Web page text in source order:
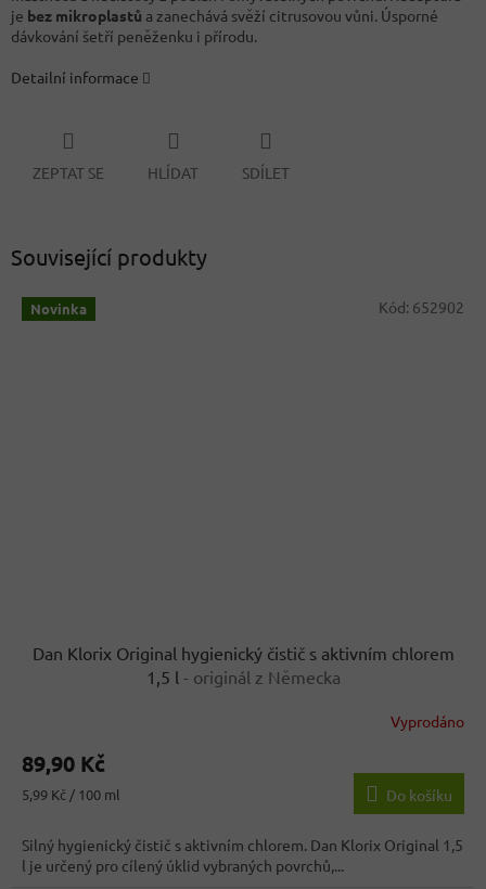
je bez mikroplastů a zanechává svěží citrusovou vůni. Úsporné
dávkování šetří peněženku i přírodu.
Detailní informace
ZEPTAT SE HLÍDAT SDÍLET
Související produkty
Novinka
Dan Klorix Original hygienický čistič s aktivním chlorem
1,5 l - originál z Německa
Vyprodáno
89,90 Kč
Měrná
5,99 Kč / 100 ml Do košíku
Silný hygienický čistič s aktivním chlorem. Dan Klorix Original 1,5
l je určený pro cílený úklid vybraných povrchů,...
Kód: 652902